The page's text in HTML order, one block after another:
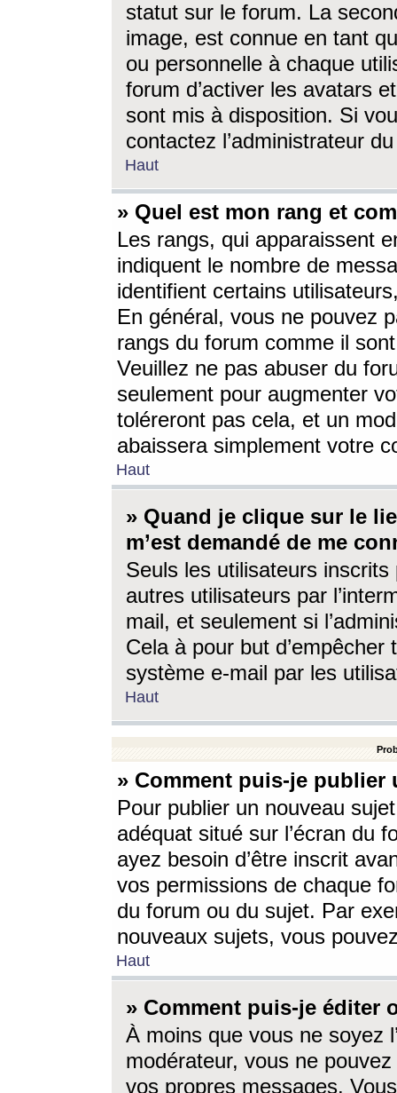
statut sur le forum. La
image, est connue en tant
ou personnelle à chaque
forum d’activer les avatars
sont mis à disposition. Si
contactez l’administrateur
Haut
» Quel est mon rang et
Les rangs, qui apparaissent
indiquent le nombre de
identifient certains
En général, vous ne pouvez
rangs du forum comme il
Veuillez ne pas abuser du
seulement pour augmenter
toléreront pas cela, et un
abaissera simplement votre
Haut
» Quand je clique sur le
m’est demandé de me
Seuls les utilisateurs
autres utilisateurs par
mail, et seulement si
Cela à pour but
système e-mail par les
Haut
» Comment puis-je
Pour publier un nouveau
adéquat situé sur l’écran du
ayez besoin d’être inscrit
vos permissions de chaque
du forum ou du sujet. Par
nouveaux sujets, vous
Haut
» Comment puis-je éditer
À moins que vous ne soyez
modérateur, vous ne
vos propres messages.